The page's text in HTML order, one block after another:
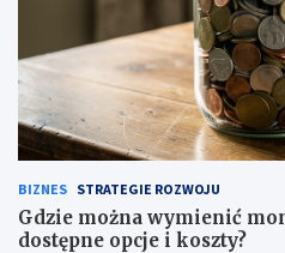
BIZNES STRATEGIE ROZWOJU
Gdzie można wymienić
dostępne opcje i koszty?